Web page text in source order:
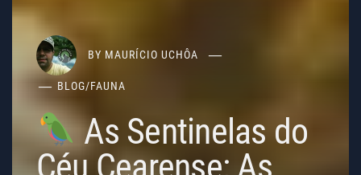
BY MAURÍCIO UCHÔA
BLOG/FAUNA
As Sentinelas do